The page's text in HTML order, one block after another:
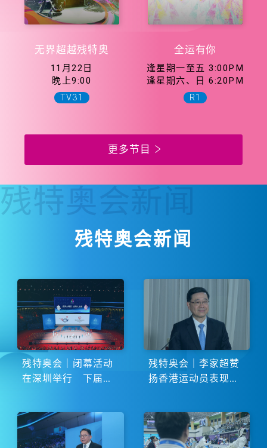
无界超越残特奥
11月22日
晚上9:00
TV31
全运有你
逢星期一至五 3:00PM
逢星期六、日 6:20PM
R1
更多节目
残特奥会新闻
残特奥会
残特奥会｜闭幕活动
在深圳举行 下届由
残特奥会｜李家超赞
扬香港运动员表现卓